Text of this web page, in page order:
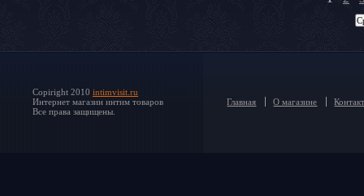
Copiright 2010 intimvisit.ru
Интернет магазин интим товаров
Все права защищены.
Главная О магазине